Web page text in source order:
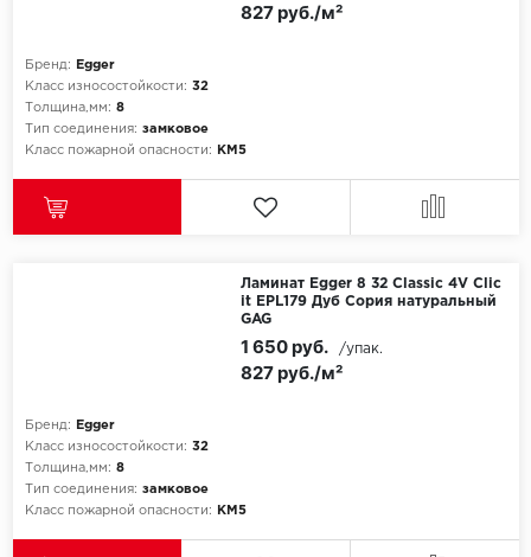
Бренд:
Egger
Класс износостойкости: 32
Толщина,мм: 8
Тип соединения: замковое
Класс пожарной опасности:
КМ5
827 руб./м²
Ламинат Egger 8 32 Classic 4V Clic
it EPL179 Дуб Сория натуральный
GAG
Бренд:
Egger
Класс износостойкости: 32
Толщина,мм: 8
Тип соединения: замковое
Класс пожарной опасности:
КМ5
827 руб./м²
1 650 руб. /упак.